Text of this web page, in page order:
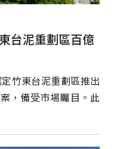
台泥重劃區百億
竹東台泥重劃區推出
，備受市場矚目。此